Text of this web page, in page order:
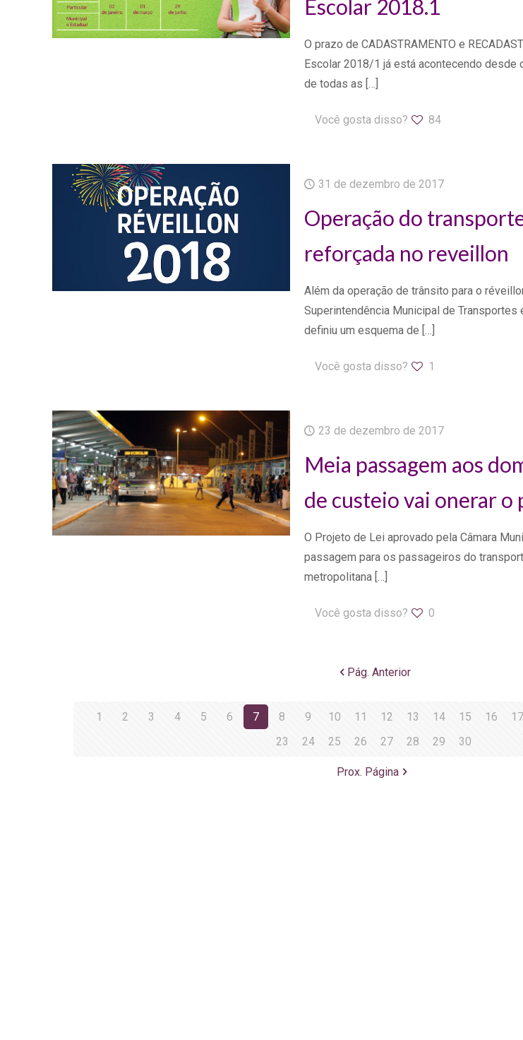
Escolar 2018.1
O prazo de CADASTRAMENTO e
Escolar 2018/1 já está acontecendo desde
de todas as […]
Você gosta disso? 84
31 de dezembro de 2017
Operação do
reforçada no reveillon
Além da operação de trânsito para o
Superintendência Municipal de Transportes
definiu um esquema de […]
Você gosta disso? 1
23 de dezembro de 2017
Meia passagem aos
de custeio vai onerar
O Projeto de Lei aprovado pela Câmara
passagem para os passageiros do
metropolitana[…]
Você gosta disso? 0
Pág. Anterior
1 2 3 4 5 6 7 8 9 10 11 12 13 14 15 16 17
23
24 25 26 27 28 29 30
Prox. Página